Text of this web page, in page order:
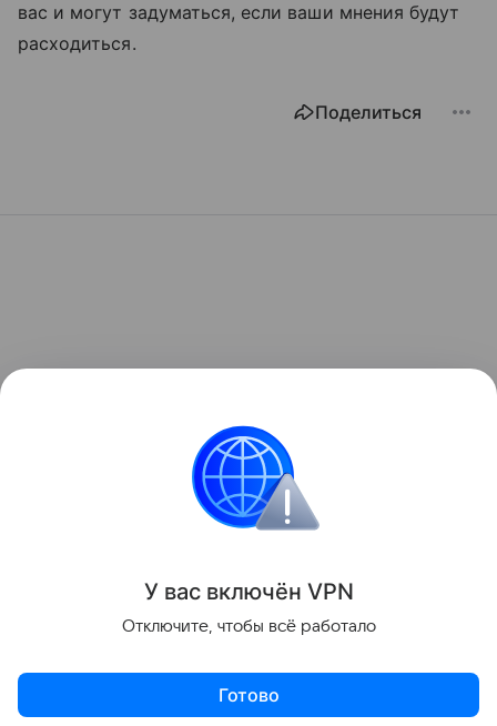
вас и могут задуматься, если ваши мнения будут
расходиться.
Поделиться
У вас включён VPN
Отключите, чтобы всё работало
Готово